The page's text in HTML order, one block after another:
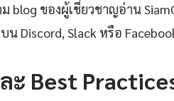
blog ของผู้เชี่ยวชาญอ่าน
น Discord, Slack หรือ
ะ Best